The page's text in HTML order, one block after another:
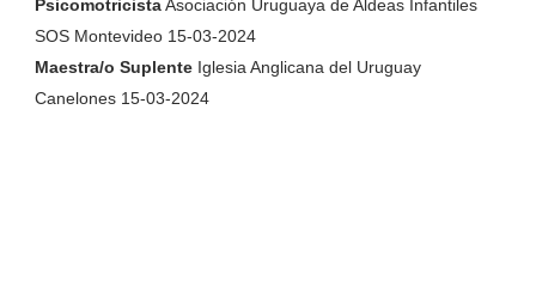
PsicomotricistaAsociación Uruguaya de Aldeas Infantiles
SOS Montevideo 15-03-2024
Maestra/o SuplenteIglesia Anglicana del Uruguay
Canelones 15-03-2024